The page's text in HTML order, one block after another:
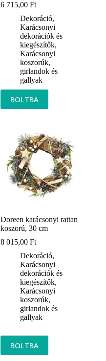
6 715,00Ft
Dekoráció,
Karácsonyi
dekorációk és
kiegészítők,
Karácsonyi
koszorúk,
girlandok és
gallyak
BOLTBA
Doreen karácsonyi rattan
koszorú, 30 cm
8 015,00Ft
Dekoráció,
Karácsonyi
dekorációk és
kiegészítők,
Karácsonyi
koszorúk,
girlandok és
gallyak
BOLTBA